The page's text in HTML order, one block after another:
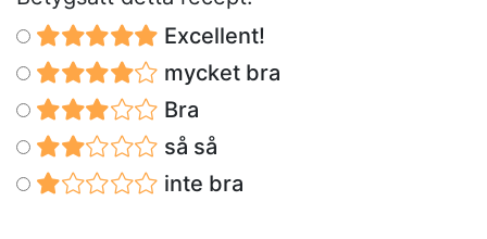
Excellent!
mycket bra
Bra
så så
inte bra